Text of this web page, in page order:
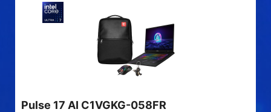
Pulse 17 AI C1VGKG-058FR